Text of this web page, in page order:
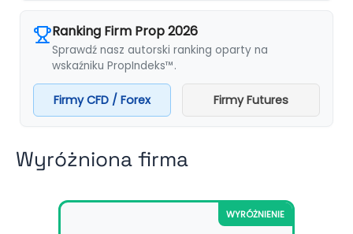
Ranking Firm Prop 2026
Sprawdź nasz autorski ranking oparty na
wskaźniku PropIndeks™.
Firmy CFD / Forex Firmy Futures
Wyróżniona firma
WYRÓŻNIENIE